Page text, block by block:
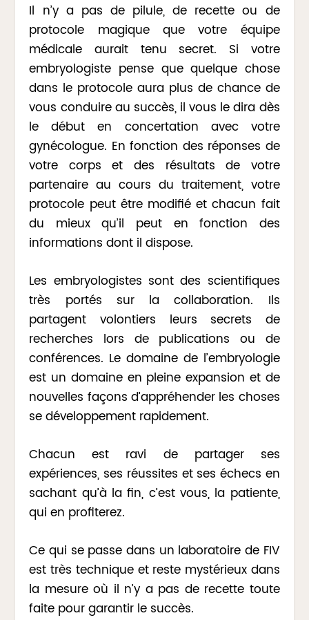
Il n’y a pas de pilule, de recette ou de
protocole magique que votre équipe
médicale aurait tenu secret. Si votre
embryologiste pense que quelque chose
dans le protocole aura plus de chance de
vous conduire au succès, il vous le dira dès
le début en concertation avec votre
gynécologue. En fonction des réponses de
votre corps et des résultats de votre
partenaire au cours du traitement, votre
protocole peut être modifié et chacun fait
du mieux qu’il peut en fonction des
informations dont il dispose.
Les embryologistes sont des scientifiques
très portés sur la collaboration. Ils
partagent volontiers leurs secrets de
recherches lors de publications ou de
conférences. Le domaine de l’embryologie
est un domaine en pleine expansion et de
nouvelles façons d’appréhender les choses
se développement rapidement.
Chacun est ravi de partager ses
expériences, ses réussites et ses échecs en
sachant qu’à la fin, c’est vous, la patiente,
qui en profiterez.
Ce qui se passe dans un laboratoire de FIV
est très technique et reste mystérieux dans
la mesure où il n’y a pas de recette toute
faite pour garantir le succès.